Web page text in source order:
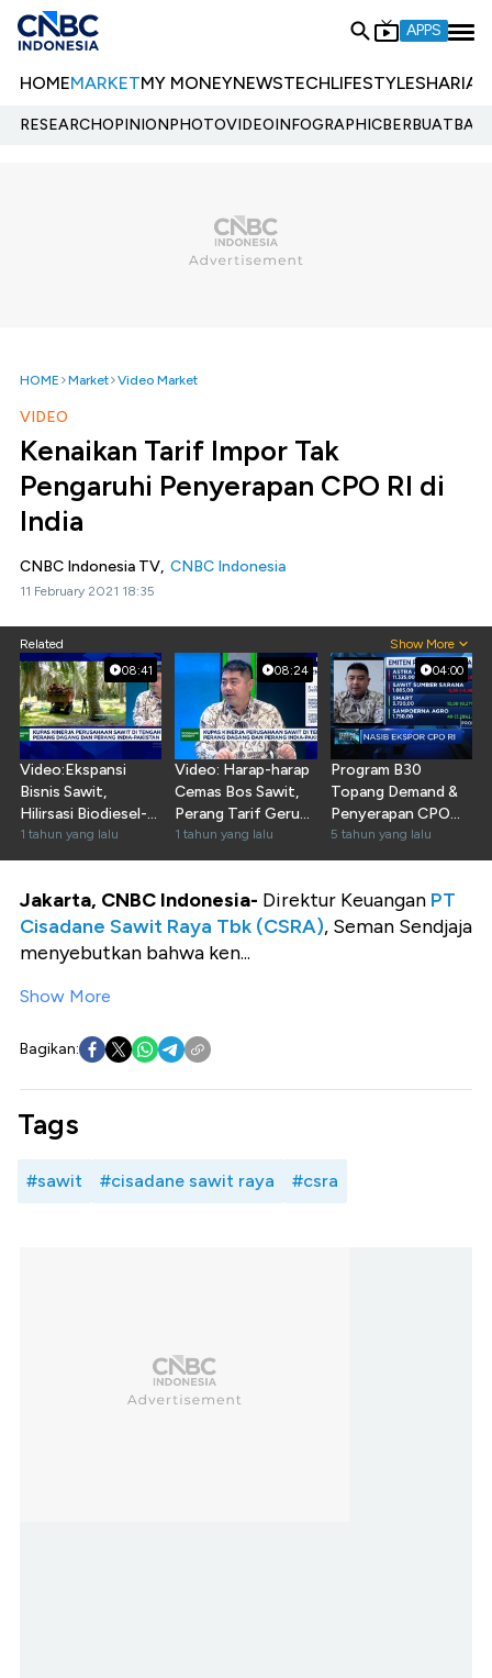
APPS
HOMEMARKETMY MONEYNEWSTECHLIFESTYLESHARIA
RESEARCHOPINIONPHOTOVIDEOINFOGRAPHIC
HOME Market Video Market
VIDEO
Kenaikan Tarif Impor Tak
Pengaruhi Penyerapan CPO RI di
India
CNBC Indonesia TV, CNBC Indonesia
11 February 2021 18:35
Related Show More
08:41
Video:Ekspansi
Bisnis Sawit,
Hilirsasi Biodiesel-
Penggunaan Drone
& AI
1 tahun yang lalu
08:24
Video: Harap-harap
Cemas Bos Sawit,
Perang Tarif Gerus
Harga-Penjualan
1 tahun yang lalu
04:00
Program B30
Topang Demand &
Penyerapan CPO
Dalam Negeri
5 tahun yang lalu
Jakarta, CNBC Indonesia- Direktur Keuangan PT
Cisadane Sawit Raya Tbk (CSRA), Seman Sendjaja
menyebutkan bahwa ken...
Show More
Bagikan:
Tags
#sawit #cisadane sawit raya #csra